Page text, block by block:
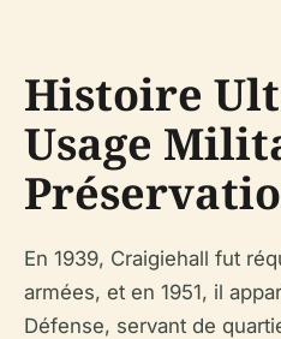
Histoire
Usage
En 1939, Craigiehall fut
armées, et en 1951, il
Défense, servant de